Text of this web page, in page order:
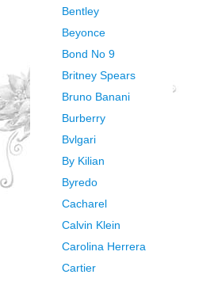
Bentley
Beyonce
Bond No 9
Britney Spears
Bruno Banani
Burberry
Bvlgari
By Kilian
Byredo
Cacharel
Calvin Klein
Carolina Herrera
Cartier